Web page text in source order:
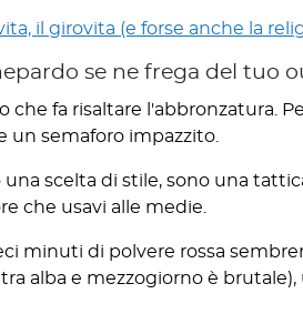
il girovita (e forse anche la
se ne frega del tuo
fa risaltare l'abbronzatura.
un semaforo impazzito.
una scelta di stile, sono una
che usavi alle medie.
minuti di polvere rossa
alba e mezzogiorno è brutale),